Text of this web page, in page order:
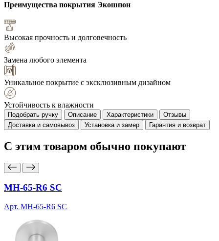
Преимущества покрытия Экошпон
Высокая прочность и долговечность
Замена любого элемента
Уникальное покрытие с эксклюзивным дизайном
Устойчивость к влажности
Подобрать ручку Описание Характеристики
Отзывы
Доставка и самовывоз
Установка и замер Гарантия и возврат
С этим товаром обычно покупают
MH-65-R6 SC
Арт. MH-65-R6 SC